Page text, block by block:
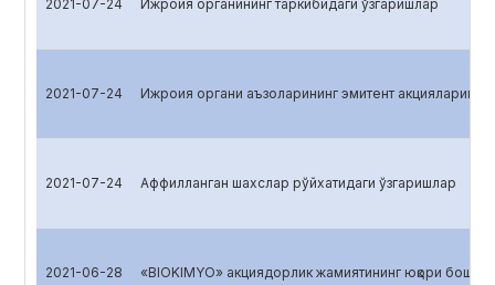
2021-07-24 Ижроия органининг таркибидаги ўзгаришлар
2021-07-24 Ижроия органи аъзоларининг эмитент акцияларига
2021-07-24 Аффилланган шахслар рўйхатидаги ўзгаришлар
2021-06-28 «BIOKIMYO» акциядорлик жамиятининг юқори